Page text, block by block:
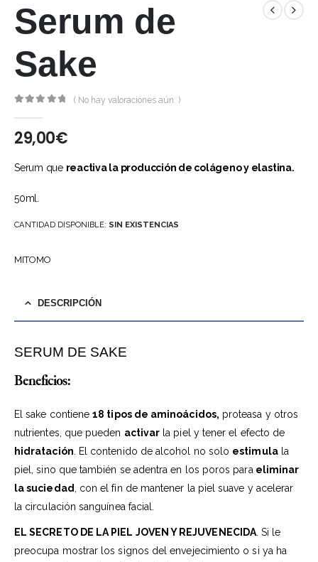
Serum de
Sake
( No hay valoraciones aún. )
29,00€
Serum que reactiva la producción de colágeno y elastina.
50ml.
CANTIDAD DISPONIBLE: SIN EXISTENCIAS
MITOMO
DESCRIPCIÓN
SERUM DE SAKE
Beneficios:
El sake contiene18 tipos de aminoácidos, proteasa y otros
nutrientes, que pueden activar la piel y tener el efecto de
hidratación . El contenido de alcohol no solo estimulala
piel, sino que también se adentra en los poros para eliminar
la suciedad
, con el fin de mantener la piel suave y acelerar
la circulación sanguínea facial.
EL SECRETO DE LA PIEL JOVEN Y REJUVENECIDA. Si le
preocupa mostrar los signos del envejecimiento o si ya ha